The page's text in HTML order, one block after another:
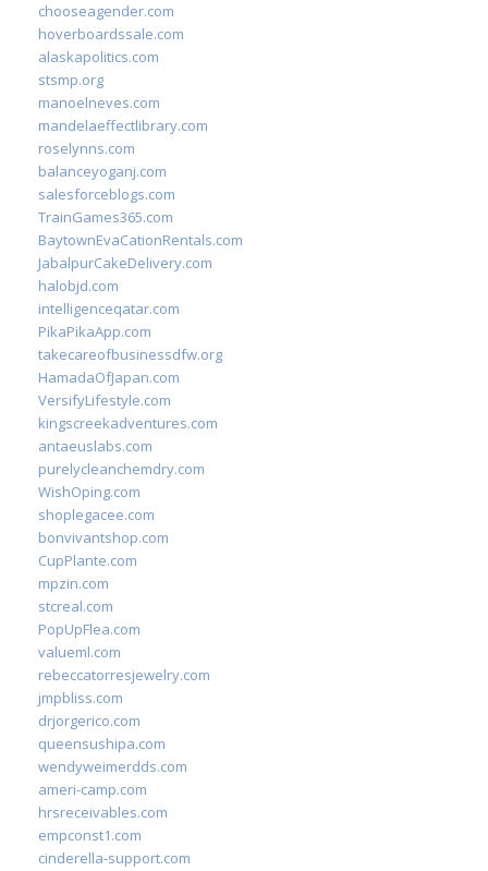
chooseagender.com
hoverboardssale.com
alaskapolitics.com
stsmp.org
manoelneves.com
mandelaeffectlibrary.com
roselynns.com
balanceyoganj.com
salesforceblogs.com
TrainGames365.com
BaytownEvaCationRentals.com
JabalpurCakeDelivery.com
halobjd.com
intelligenceqatar.com
PikaPikaApp.com
takecareofbusinessdfw.org
HamadaOfJapan.com
VersifyLifestyle.com
kingscreekadventures.com
antaeuslabs.com
purelycleanchemdry.com
WishOping.com
shoplegacee.com
bonvivantshop.com
CupPlante.com
mpzin.com
stcreal.com
PopUpFlea.com
valueml.com
rebeccatorresjewelry.com
jmpbliss.com
drjorgerico.com
queensushipa.com
wendyweimerdds.com
ameri-camp.com
hrsreceivables.com
empconst1.com
cinderella-support.com